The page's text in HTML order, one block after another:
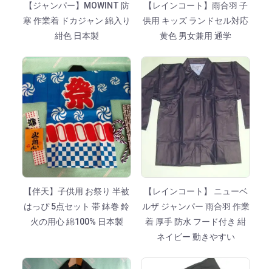
【ジャンパー】MOWINT 防
寒 作業着 ドカジャン 綿入り
紺色 日本製
【レインコート】雨合羽 子
供用 キッズ ランドセル対応
黄色 男女兼用 通学
【伴天】子供用 お祭り 半被
はっぴ 5点セット 帯 鉢巻 鈴
火の用心 綿100% 日本製
【レインコート】 ニューベ
ルザ ジャンパー 雨合羽 作業
着 厚手 防水 フード付き 紺
ネイビー 動きやすい